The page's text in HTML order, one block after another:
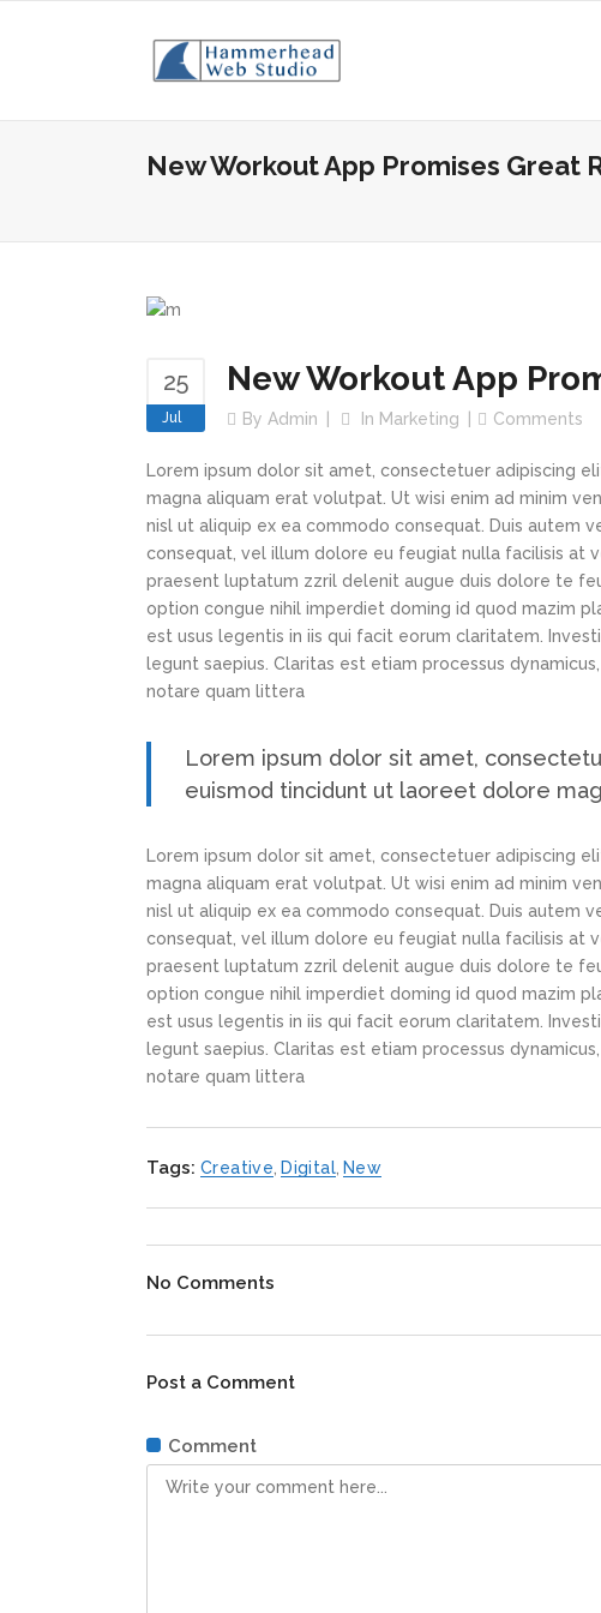
New Workout App Promises Great
25
Jul
New Workout App
By Admin In Marketing Comments
Lorem ipsum dolor sit amet, consectetuer adipiscing
magna aliquam erat volutpat. Ut wisi enim ad minim
nisl ut aliquip ex ea commodo consequat. Duis autem
consequat, vel illum dolore eu feugiat nulla facilisis at
praesent luptatum zzril delenit augue duis dolore te
option congue nihil imperdiet doming id quod mazim
est usus legentis in iis qui facit eorum claritatem.
legunt saepius. Claritas est etiam processus
notare quam littera
Lorem ipsum dolor sit amet,
euismod tincidunt ut laoreet dolore
Lorem ipsum dolor sit amet, consectetuer adipiscing
magna aliquam erat volutpat. Ut wisi enim ad minim
nisl ut aliquip ex ea commodo consequat. Duis autem
consequat, vel illum dolore eu feugiat nulla facilisis at
praesent luptatum zzril delenit augue duis dolore te
option congue nihil imperdiet doming id quod mazim
est usus legentis in iis qui facit eorum claritatem.
legunt saepius. Claritas est etiam processus
notare quam littera
Tags: Creative Digital New
No Comments
Post a Comment
Comment